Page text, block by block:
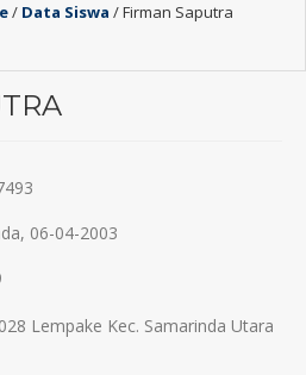
/ Data Siswa /Firman Saputra
06-04-2003
Lempake Kec. Samarinda Utara